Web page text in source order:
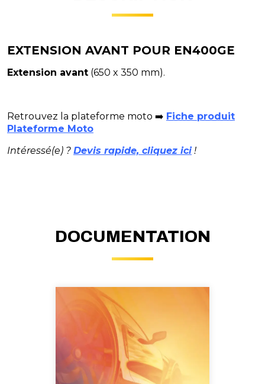
EXTENSION AVANT POUR EN400GE
Extension avant (650 x 350 mm).
Retrouvez la plateforme moto ➡️ Fiche produit
Plateforme Moto
Intéressé(e) ? Devis rapide, cliquez ici!
DOCUMENTATION